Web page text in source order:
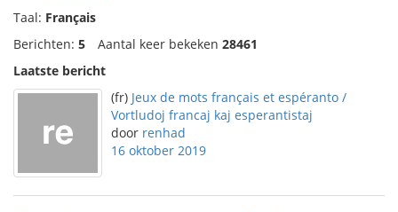
Taal: Français
Berichten: 5 Aantal keer bekeken 28461
Laatste bericht
(fr) Jeux de mots français et espéranto /
Vortludoj francaj kaj esperantistaj
door renhad
16 oktober 2019